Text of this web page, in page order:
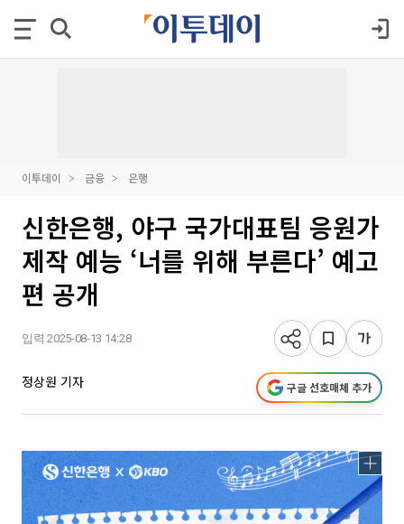
이투데이 금융 은행
신한은행, 야구 국가대표팀 응원가
제작 예능 ‘너를 위해 부른다’ 예고
편 공개
입력 2025-08-13 14:28
정상원 기자 구글 선호매체 추가